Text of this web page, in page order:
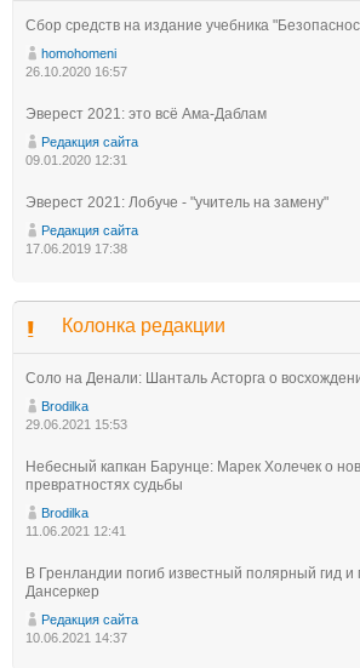
Сбор средств на издание учебника
homohomeni
26.10.2020 16:57
Эверест 2021: это всё Ама-Даблам
Редакция сайта
09.01.2020 12:31
Эверест 2021: Лобуче - "учитель на замену"
Редакция сайта
17.06.2019 17:38
Колонка редакции
Соло на Денали: Шанталь Асторга о
Brodilka
29.06.2021 15:53
Небесный капкан Барунце: Марек Холечек о
превратностях судьбы
Brodilka
11.06.2021 12:41
В Гренландии погиб известный полярный гид и
Дансеркер
Редакция сайта
10.06.2021 14:37